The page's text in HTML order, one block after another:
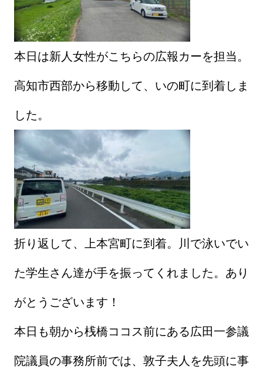
本日は新人女性がこちらの広報カーを担当。
高知市西部から移動して、いの町に到着しま
した。
折り返して、上本宮町に到着。川で泳いでい
た学生さん達が手を振ってくれました。あり
がとうございます！
本日も朝から桟橋ココス前にある広田一参議
院議員の事務所前では、敦子夫人を先頭に事